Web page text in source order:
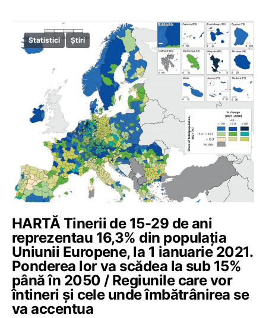
Statistici Știri
HARTĂ Tinerii de 15-29 de ani
reprezentau 16,3% din populația
Uniunii Europene, la 1 ianuarie 2021.
Ponderea lor va scădea la sub 15%
până în 2050 / Regiunile care vor
întineri și cele unde îmbătrânirea se
va accentua